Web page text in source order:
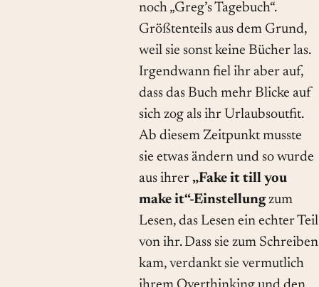
noch „Greg’s Tagebuch“.
Größtenteils aus dem Grund,
weil sie sonst keine Bücher las.
Irgendwann fiel ihr aber auf,
dass das Buch mehr Blicke auf
sich zog als ihr Urlaubsoutfit.
Ab diesem Zeitpunkt musste
sie etwas ändern und so wurde
aus ihrer „Fake it till you
make it“-Einstellungzum
Lesen, das Lesen ein echter Teil
von ihr. Dass sie zum Schreiben
kam, verdankt sie vermutlich